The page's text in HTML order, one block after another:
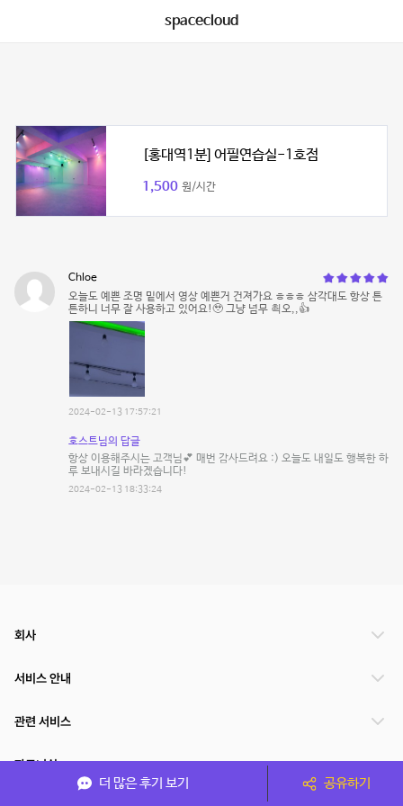
spacecloud
[홍대역1분] 어필연습실-1호점
1,500 원/시간
Chloe
오늘도 예쁜 조명 밑에서 영상 예쁜거 건져가요 ㅎㅎㅎ 삼각대도 항상 튼
튼하니 너무 잘 사용하고 있어요!🥹 그냥 넘무 쵝오,,👍
2024-02-13 17:57:21
호스트님의 답글
항상 이용해주시는 고객님💕 매번 감사드려요 :) 오늘도 내일도 행복한 하
루 보내시길 바라겠습니다!
2024-02-13 18:33:24
더 많은 후기 보기 공유하기
회사
서비스 안내
관련 서비스
파트너쉽